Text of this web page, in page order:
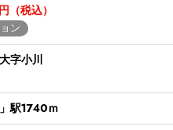
（税込）
ン
字小川
駅1740ｍ